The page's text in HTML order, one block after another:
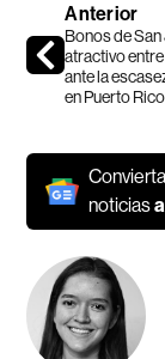
Anterior
Bonos de San
atractivo
ante la
en Puerto Rico
noticias